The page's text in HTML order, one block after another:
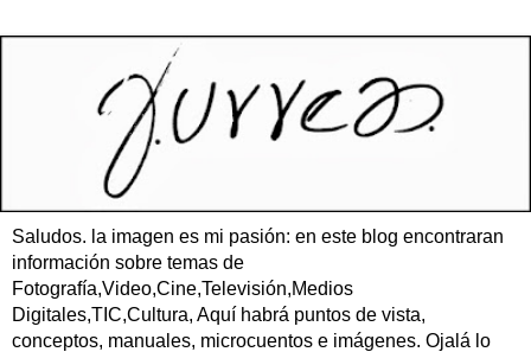
Saludos. la imagen es mi pasión: en este blog encontraran
información sobre temas de
Fotografía,Video,Cine,Televisión,Medios
Digitales,TIC,Cultura, Aquí habrá puntos de vista,
conceptos, manuales, microcuentos e imágenes. Ojalá lo